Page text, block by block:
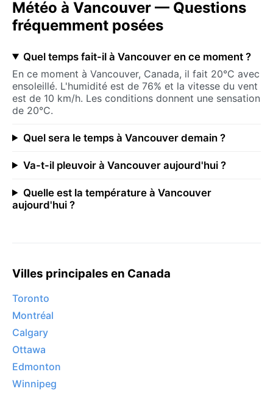
Météo à Vancouver — Questions
fréquemment posées
Quel temps fait-il à Vancouver en ce moment ?
En ce moment à Vancouver, Canada, il fait 20°C avec
ensoleillé. L'humidité est de 76% et la vitesse du vent
est de 10 km/h. Les conditions donnent une sensation
de 20°C.
Quel sera le temps à Vancouver demain ?
Va-t-il pleuvoir à Vancouver aujourd'hui ?
Quelle est la température à Vancouver
aujourd'hui ?
Villes principales en Canada
Toronto
Montréal
Calgary
Ottawa
Edmonton
Winnipeg